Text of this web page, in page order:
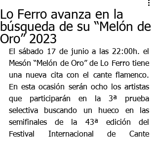
Lo Ferro avanza en la
búsqueda de su “Melón de
Oro” 2023
El sábado 17 de junio a las 22:00h. el
Mesón “Melón de Oro” de Lo Ferro tiene
una nueva cita con el cante flamenco.
En esta ocasión serán ocho los artistas
que participarán en la 3ª prueba
selectiva buscando un hueco en las
semifinales de la 43ª edición del
Festival Internacional de Cante